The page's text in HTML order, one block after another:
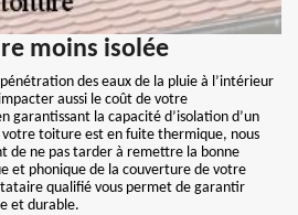
moins isolée
des eaux de la pluie à l’intérieur
aussi le coût de votre
garantissant la capacité d’isolation d’un
votre toiture est en fuite thermique, nous
de ne pas tarder à remettre la bonne
et phonique de la couverture de votre
qualifié vous permet de garantir
et durable.